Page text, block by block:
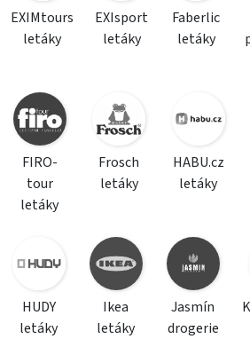
EXIMtours
letáky
EXIsport
letáky
Faberlic
letáky
FIRO-
tour
letáky
Frosch
letáky
HABU.cz
letáky
HUDY
letáky
Ikea
letáky
Jasmín
drogerie